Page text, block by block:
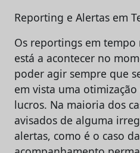
Reporting e Alertas em
Os reportings em tempo
está a acontecer no
poder agir sempre que
em vista uma
lucros. Na maioria dos
avisados de alguma
alertas, como é o caso